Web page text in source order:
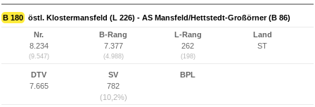
B 180 östl. Klostermansfeld (L 226) - AS Mansfeld/Hettstedt-Großörner (B 86)
Nr.
8.234
(9.547)
B-Rang
7.377
(4.988)
L-Rang
262
(198)
Land
ST
DTV
7.665
SV
782
(10,2%)
BPL